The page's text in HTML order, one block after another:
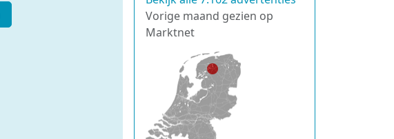
Vorige maand gezien op
Marktnet